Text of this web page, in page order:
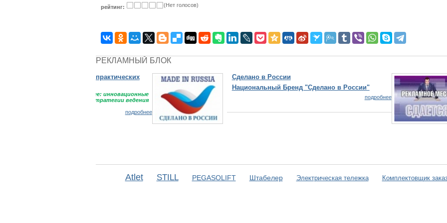
рейтинг: (Нет голосов)
РЕКЛАМНЫЙ БЛОК
Сделано в России
Национальный Бренд "Сделано в России"
Реклама
Реклама на
Вы можете
Atlet STILL PEGASOLIFT Штабелер Электрическая тележка Комплектовщик